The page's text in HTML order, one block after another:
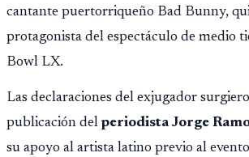
cantante puertorriqueño Bad Bunny,
protagonista del espectáculo de medio
Bowl LX.
Las declaraciones del exjugador
publicación del periodista Jorge
su apoyo al artista latino previo al